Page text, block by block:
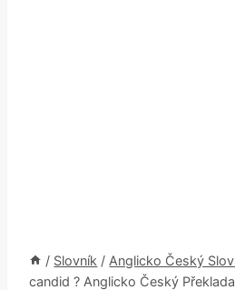
/ Slovník / Anglicko Český
candid ? Anglicko Český